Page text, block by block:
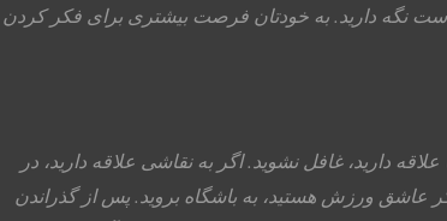
دست نگه دارید. به خودتان فرصت بیشتری برای فکر کردن
دارید، غافل نشوید. اگر به نقاشی علاقه دارید، در
عاشق ورزش هستید، به باشگاه بروید. پس از گذراندن